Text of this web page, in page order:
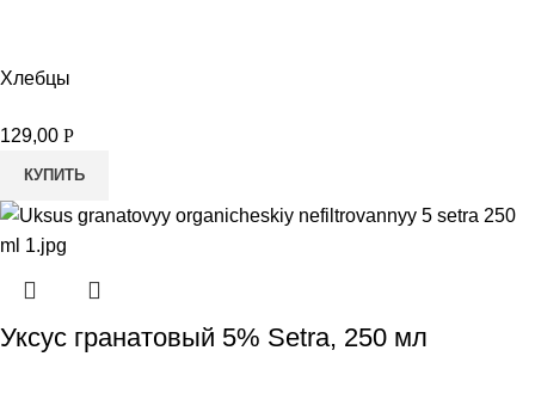
Хлебцы
129,00 Р
КУПИТЬ
Уксус гранатовый 5% Setra, 250 мл